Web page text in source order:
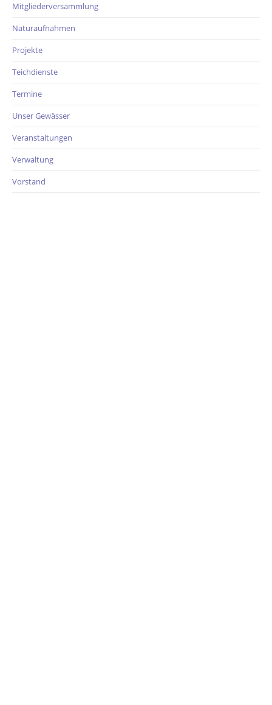
Mitgliederversammlung
Naturaufnahmen
Projekte
Teichdienste
Termine
Unser Gewässer
Veranstaltungen
Verwaltung
Vorstand